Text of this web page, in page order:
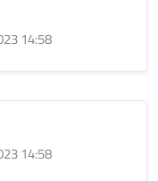
14:58
14:58